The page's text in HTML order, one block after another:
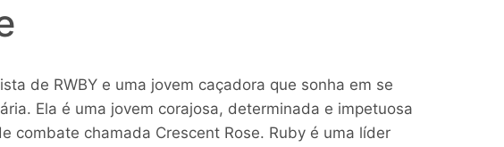
de RWBY e uma jovem caçadora que sonha em se
Ela é uma jovem corajosa, determinada e impetuosa
combate chamada Crescent Rose. Ruby é uma líder